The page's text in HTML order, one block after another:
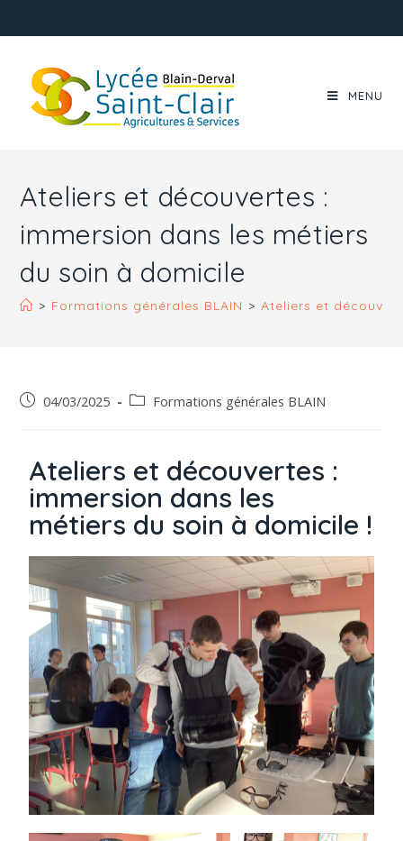
MENU
Ateliers et découvertes :
immersion dans les métiers
du soin à domicile
> Formations générales BLAIN > Ateliers et
04/03/2025 Formations générales BLAIN
Ateliers et découvertes :
immersion dans les
métiers du soin à domicile !